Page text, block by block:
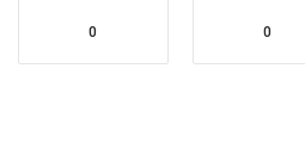
0 0